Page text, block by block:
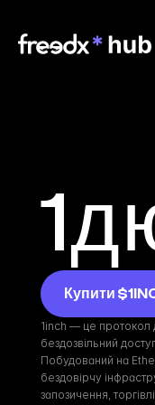
Купити
1inch — це протокол
бездозвільний
Побудований на
бездовірчу
запозичення,